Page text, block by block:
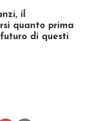
il
quanto prima
di questi